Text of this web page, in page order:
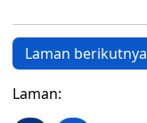
Laman berikutnya
Laman: